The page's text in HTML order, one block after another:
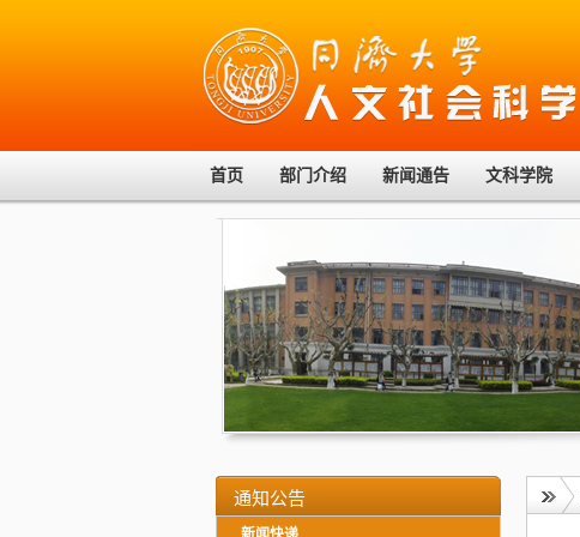
首页 部门介绍 新闻通告 文科学院
通知公告